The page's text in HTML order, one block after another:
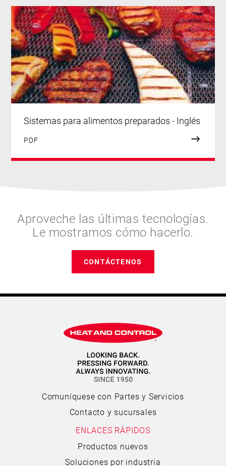
Sistemas para alimentos preparados - Inglés
PDF
Aproveche las últimas tecnologías.
Le mostramos cómo hacerlo.
CONTÁCTENOS
Comuníquese con Partes y Servicios
Contacto y sucursales
ENLACES RÁPIDOS
Productos nuevos
Soluciones por industria